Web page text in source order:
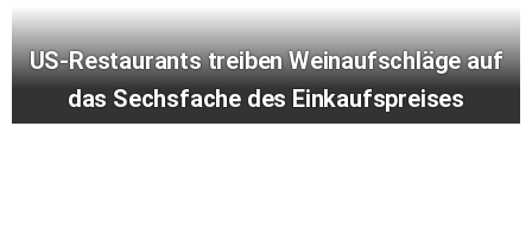
US-Restaurants treiben Weinaufschläge auf
das Sechsfache des Einkaufspreises